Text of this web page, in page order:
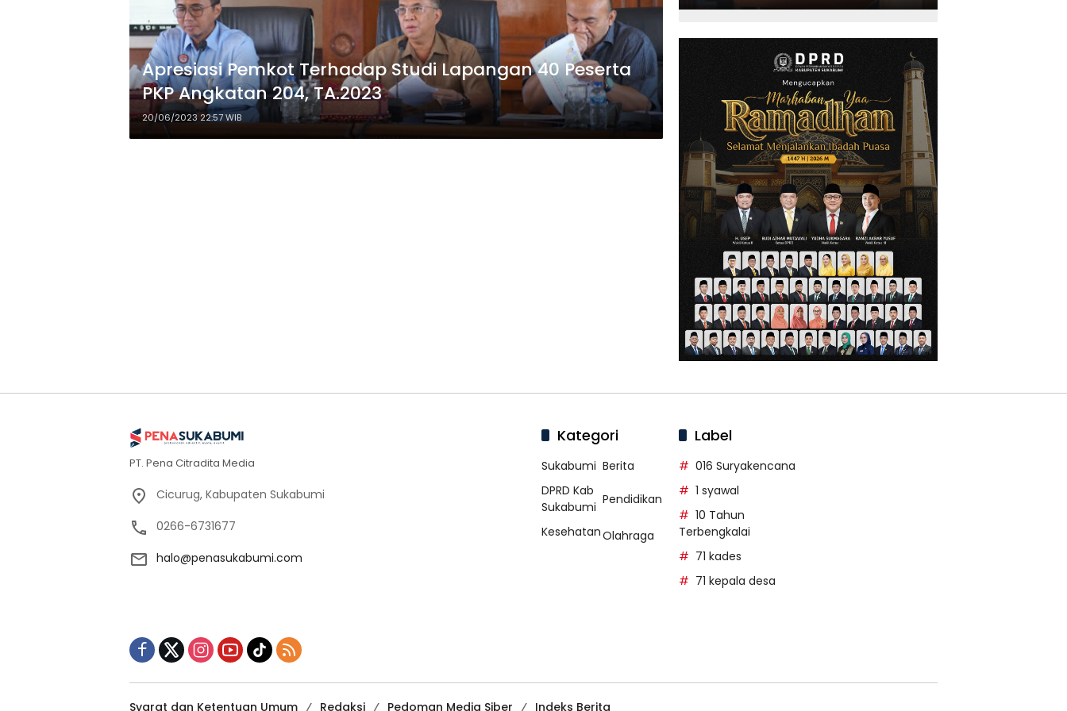
Apresiasi Pemkot Terhadap Studi Lapangan 40 Peserta
PKP Angkatan 204, TA.2023
20/06/2023 22:57 WIB
Kepariwisataan
PT. Pena Citradita Media
Cicurug, Kabupaten Sukabumi
0266-6731677
halo@penasukabumi.com
Kategori
Sukabumi Berita
DPRD Kab
Sukabumi
Pendidikan
KesehatanOlahraga
Label
016 Suryakencana
1 syawal
10 Tahun
Terbengkalai
71 kades
71 kepala desa
Syarat dan Ketentuan Umum Redaksi Pedoman Media Siber Indeks Berita